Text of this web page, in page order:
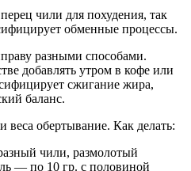
чили для похудения, так
обменные процессы.
разными способами.
добавлять утром в кофе или
сжигание жира,
баланс.
обертывание. Как делать:
чили, размолотый
— по 10 гр. с половиной